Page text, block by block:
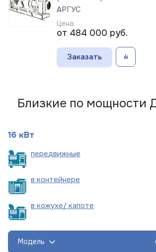
АРГУС
Цена:
от 484 000 руб.
Заказать
Близкие по мощности
16 кВт
передвижные
в контейнере
в кожухе/ капоте
Модель